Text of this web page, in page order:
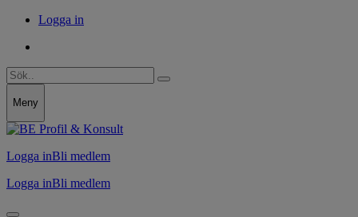
Logga in
Meny
Logga inBli medlem
Logga inBli medlem